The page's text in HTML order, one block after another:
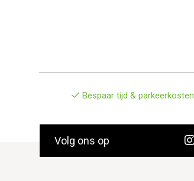
Bespaar tijd & parkeerkosten
Volg ons op